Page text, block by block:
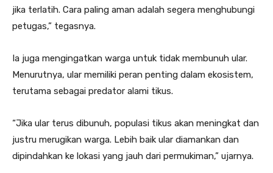
jika terlatih. Cara paling aman adalah segera menghubungi
petugas,” tegasnya.
Ia juga mengingatkan warga untuk tidak membunuh ular.
Menurutnya, ular memiliki peran penting dalam ekosistem,
terutama sebagai predator alami tikus.
“Jika ular terus dibunuh, populasi tikus akan meningkat dan
justru merugikan warga. Lebih baik ular diamankan dan
dipindahkan ke lokasi yang jauh dari permukiman,” ujarnya.